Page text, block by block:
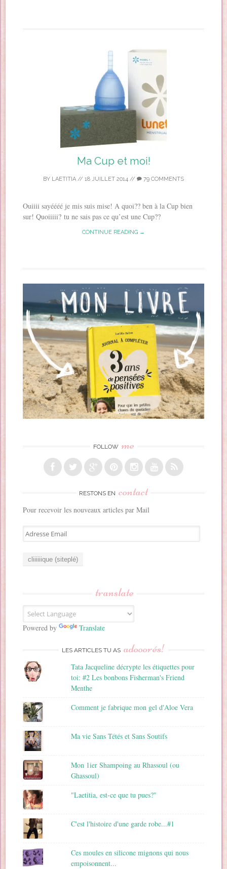
Ma Cup et moi!
BY LAETITIA // 18 JUILLET 2014 // 79 COMMENTS
Ouiiii sayéééé je mis suis mise! A quoi?? ben à la Cup bien
sur! Quoiiiii? tu ne sais pas ce qu’est une Cup??
CONTINUE READING →
FOLLOW me
RESTONS EN contact
Pour recevoir les nouveaux articles par Mail
A
d
E
m
a
translate
Powered by Translate
LES ARTICLES TU AS adooorés!
Tata Jacqueline décrypte les étiquettes pour
toi: #2 Les bonbons Fisherman's Friend
Menthe
Comment je fabrique mon gel d'Aloe Vera
Ma vie Sans Tétés et Sans Soutifs
Mon 1ier Shampoing au Rhassoul (ou
Ghassoul)
"Laetitia, est-ce que tu pues?"
C'est l'histoire d'une garde robe...#1
Ces moules en silicone mignons qui nous
empoisonnent...